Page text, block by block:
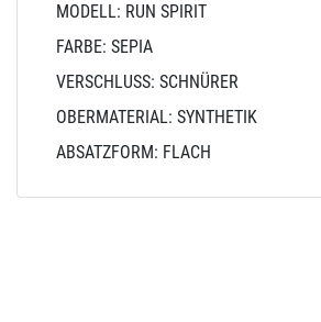
MODELL: RUN SPIRIT
FARBE: SEPIA
VERSCHLUSS: SCHNÜRER
OBERMATERIAL: SYNTHETIK
ABSATZFORM: FLACH